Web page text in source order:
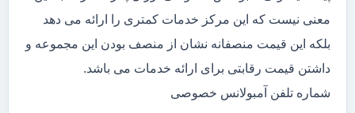
معنی نیست که این مرکز خدمات کمتری را ارائه می دهد
بلکه این قیمت منصفانه نشان از منصف بودن این مجموعه و
داشتن قیمت رقابتی برای ارائه خدمات می باشد.
شماره تلفن آمبولانس خصوصی